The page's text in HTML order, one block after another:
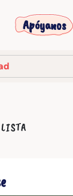
Apóyanos
Nuestra historia